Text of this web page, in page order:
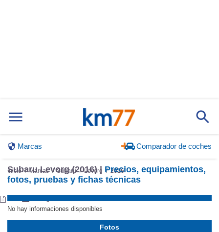
Marcas Comparador de coches
Inicio Marcas Subaru Levorg 2016
Subaru Levorg (2016) | Precios, equipamientos,
fotos, pruebas y fichas técnicas
No hay informaciones disponibles
Fotos